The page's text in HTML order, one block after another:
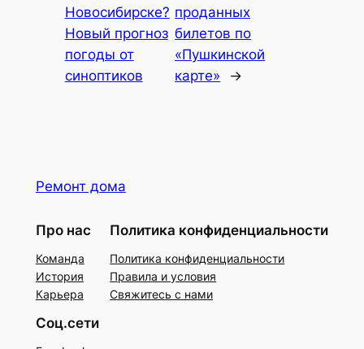
Новосибирске?
Новый прогноз
погоды от
синоптиков
проданных
билетов по
«Пушкинской
карте»
→
Ремонт дома
Про нас
Команда
История
Карьера
Политика конфиденциальности
Политика конфиденциальности
Правила и условия
Свяжитесь с нами
Соц.сети